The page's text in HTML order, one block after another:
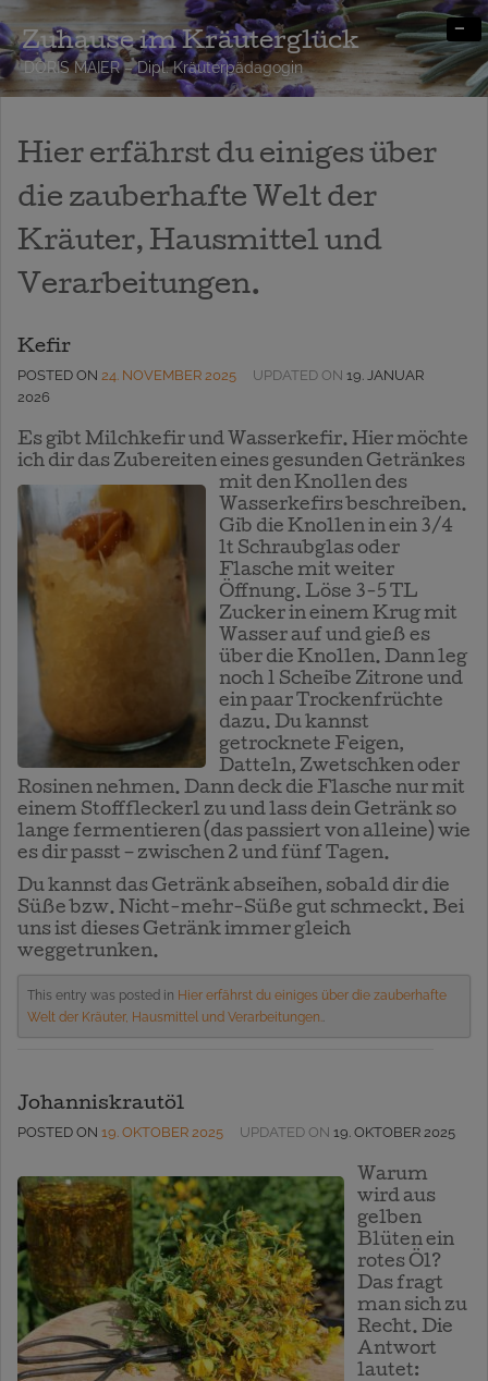
Zuhause im Kräuterglück
DORIS MAIER – Dipl. Kräuterpädagogin
-
Hier erfährst du einiges über
die zauberhafte Welt der
Kräuter, Hausmittel und
Verarbeitungen.
Kefir
POSTED ON 24. NOVEMBER 2025 UPDATED ON 19. JANUAR
2026
Es gibt Milchkefir und Wasserkefir. Hier möchte
ich dir das Zubereiten eines gesunden Getränkes
mit den Knollen des
Wasserkefirs beschreiben.
Gib die Knollen in ein 3/4
lt Schraubglas oder
Flasche mit weiter
Öffnung. Löse 3-5 TL
Zucker in einem Krug mit
Wasser auf und gieß es
über die Knollen. Dann leg
noch 1 Scheibe Zitrone und
ein paar Trockenfrüchte
dazu. Du kannst
getrocknete Feigen,
Datteln, Zwetschken oder
Rosinen nehmen. Dann deck die Flasche nur mit
einem Stofffleckerl zu und lass dein Getränk so
lange fermentieren (das passiert von alleine) wie
es dir passt – zwischen 2 und fünf Tagen.
Du kannst das Getränk abseihen, sobald dir die
Süße bzw. Nicht-mehr-Süße gut schmeckt. Bei
uns ist dieses Getränk immer gleich
weggetrunken.
This entry was posted in Hier erfährst du einiges über die zauberhafte
Welt der Kräuter, Hausmittel und Verarbeitungen..
Johanniskrautöl
POSTED ON 19. OKTOBER 2025 UPDATED ON 19. OKTOBER 2025
Warum
wird aus
gelben
Blüten ein
rotes Öl?
Das fragt
man sich zu
Recht. Die
Antwort
lautet: